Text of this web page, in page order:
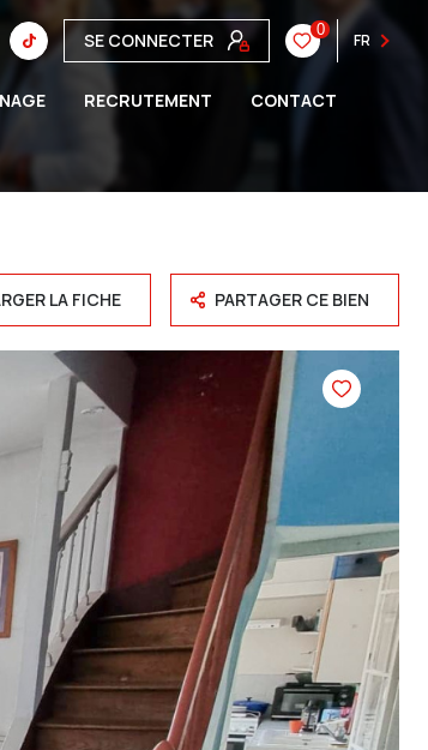
SE CONNECTER 0
FR
RECRUTEMENT CONTACT
LA FICHE PARTAGER CE BIEN